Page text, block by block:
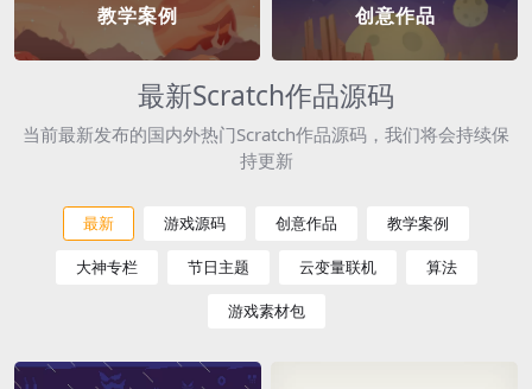
教学案例 创意作品
最新Scratch作品源码
当前最新发布的国内外热门Scratch作品源码，我们将会持续保
持更新
最新 游戏源码 创意作品 教学案例
大神专栏 节日主题 云变量联机 算法
游戏素材包